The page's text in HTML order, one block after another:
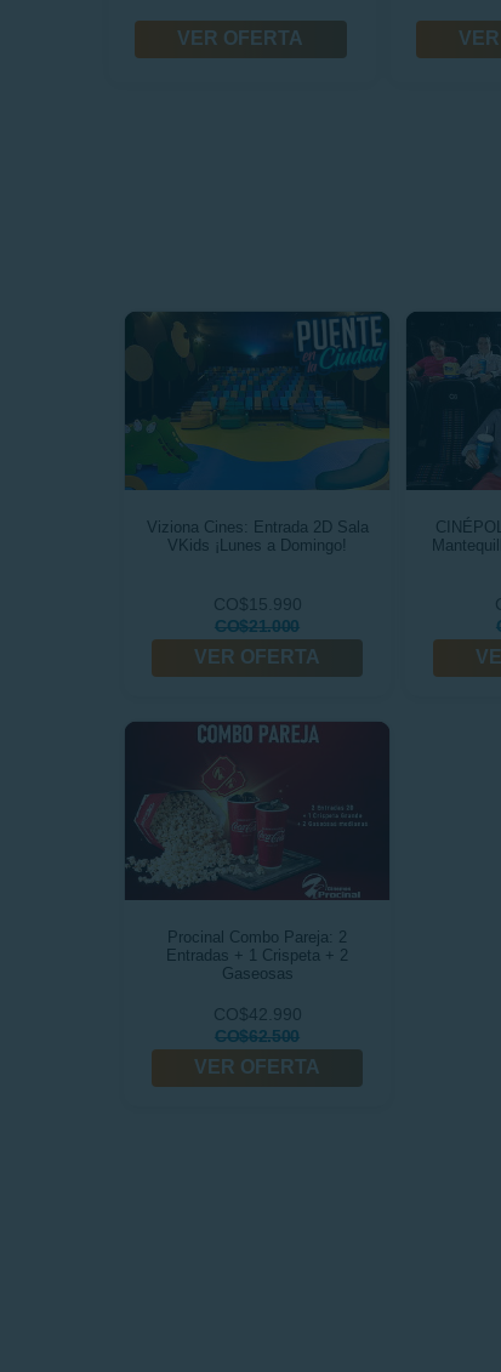
VER OFERTA
Viziona Cines: Entrada 2D Sala
VKids ¡Lunes a Domingo!
CO$15.990
CO$21.000
VER OFERTA
Procinal Combo Pareja: 2
Entradas + 1 Crispeta + 2
Gaseosas
CO$42.990
CO$62.500
VER OFERTA